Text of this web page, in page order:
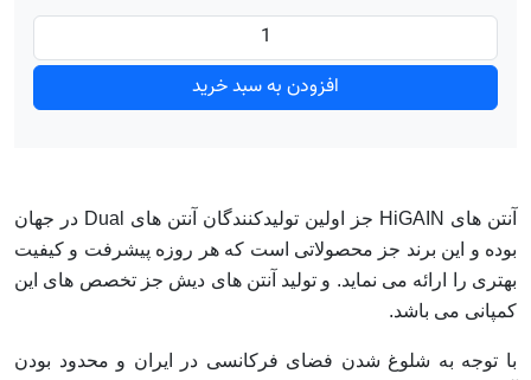
افزودن به سبد خرید
آنتن های HiGAIN جز اولین تولیدکنندگان آنتن های Dual در جهان
بوده و این برند جز محصولاتی است که هر روزه پیشرفت و کیفیت
بهتری را ارائه می نماید. و تولید آنتن های دیش جز تخصص های این
کمپانی می باشد.
با توجه به شلوغ شدن فضای فرکانسی در ایران و محدود بودن